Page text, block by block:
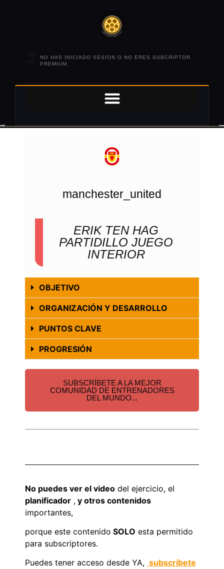
NO HAS INICIADO SESION O NO ERES SUBCRIPTOR
PREMIUM.
manchester_united
ERIK TEN HAG
PARTIDILLO JUEGO
INTERIOR
OBJETIVO
ORGANIZACIÓN Y DESARROLLO
PUNTOS CLAVE
PROGRESIÓN
SUBSCRÍBETE A LA MEJOR
COMUNIDAD DE ENTRENADORES
DEL MUNDO...
No puedes ver el video del ejercicio, el
planificador , y otros contenidos
importantes,
porque este contenido SOLO esta permitido
para subscriptores.
Puedes tener acceso desde YA, subscríbete